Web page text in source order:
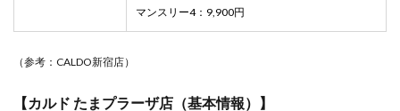
ジオ
こ？
マンスリー4：9,900円
（参考：CALDO新宿店）
【カルド たまプラーザ店（基本情報）】